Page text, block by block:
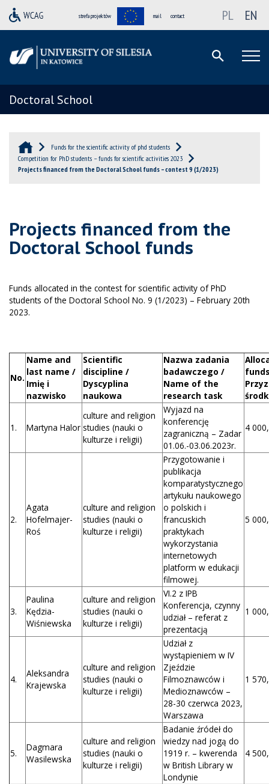
strefa projektów mail contact PL EN
Doctoral School
Funds for the scientific activity of phd students
Competition for PhD students – funds for scientific activities 2023
Projects financed from the Doctoral School funds – contest 9 (1/2023)
Projects financed from the
Doctoral School funds
Funds allocated in the contest for scientific activity of PhD
students of the Doctoral School No. 9 (1/2023) – February 20th
2023.
No.
Name and
last name /
Imię i
nazwisko
Scientific
discipline /
Dyscyplina
naukowa
Nazwa zadania
badawczego /
Name of the
research task
1. Martyna Halor
culture and religion
studies (nauki o
kulturze i religii)
Wyjazd na
konferencję
zagraniczną – Zadar
01.06.-03.06.2023r.
4
2.
Agata
Hofelmajer-
Roś
culture and religion
studies (nauki o
kulturze i religii)
Przygotowanie i
publikacja
komparatystycznego
artykułu naukowego
o polskich i
francuskich
praktykach
wykorzystania
internetowych
platform w edukacji
filmowej.
5
3.
Paulina
Kędzia-
Wiśniewska
culture and religion
studies (nauki o
kulturze i religii)
VI.2 z IPB
Konferencja, czynny
udział – referat z
prezentacją
1
4.
Aleksandra
Krajewska
culture and religion
studies (nauki o
kulturze i religii)
Udział z
wystąpieniem w IV
Zjeździe
Filmoznawców i
Medioznawców –
28-30 czerwca 2023,
Warszawa
1
5.
Dagmara
Wasilewska
culture and religion
studies (nauki o
kulturze i religii)
Badanie źródeł do
wiedzy nad jogą do
1919 r. – kwerenda
w British Library w
Londynie
4